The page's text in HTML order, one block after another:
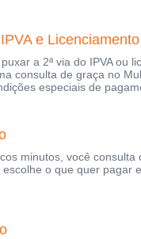
e
a 2ª via do IPVA ou
consulta de graça no
especiais de
minutos, você consulta
escolhe o que quer pagar